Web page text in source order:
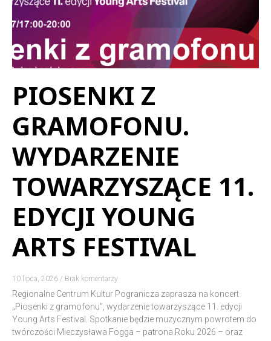
PIOSENKI Z
GRAMOFONU.
WYDARZENIE
TOWARZYSZĄCE 11.
EDYCJI YOUNG
ARTS FESTIVAL
10 lipca, 2026 Brak komentarzy
Regionalne Centrum Kultur Pogranicza zaprasza na koncert
„Piosenki z gramofonu”, wydarzenie towarzyszące 11. edycji
Young Arts Festival. Spotkanie będzie muzycznym powrotem do
twórczości Mieczysława Fogga – patrona Roku 2026 – oraz